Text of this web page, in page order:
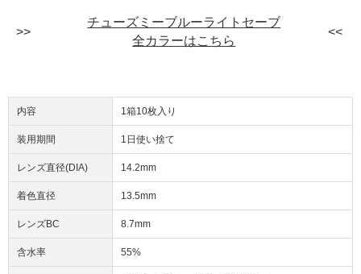
チューズミーブルーライトセーブ
全カラーはこちら
内容 1箱10枚入り
装用期間 1日使い捨て
レンズ直径(DIA) 14.2mm
着色直径 13.5mm
レンズBC 8.7mm
含水率 55%